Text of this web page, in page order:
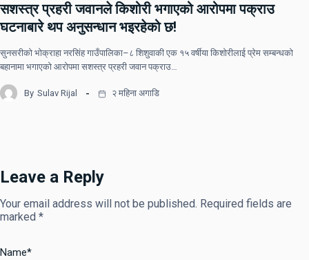
सशस्त्र प्रहरी जवानले किशोरी भगाएको आरोपमा पक्राउ
घटनाबारे थप अनुसन्धान भइरहेको छ!
सुनसरीको भोक्राहा नरसिंह गाउँपालिका–८ शिशुवाकी एक १५ वर्षीया किशोरीलाई प्रेम सम्बन्धको
बहानामा भगाएको आरोपमा सशस्त्र प्रहरी जवान पक्राउ…
By Sulav Rijal २ महिना अगाडि
Leave a Reply
Your email address will not be published. Required fields are
marked *
Name*